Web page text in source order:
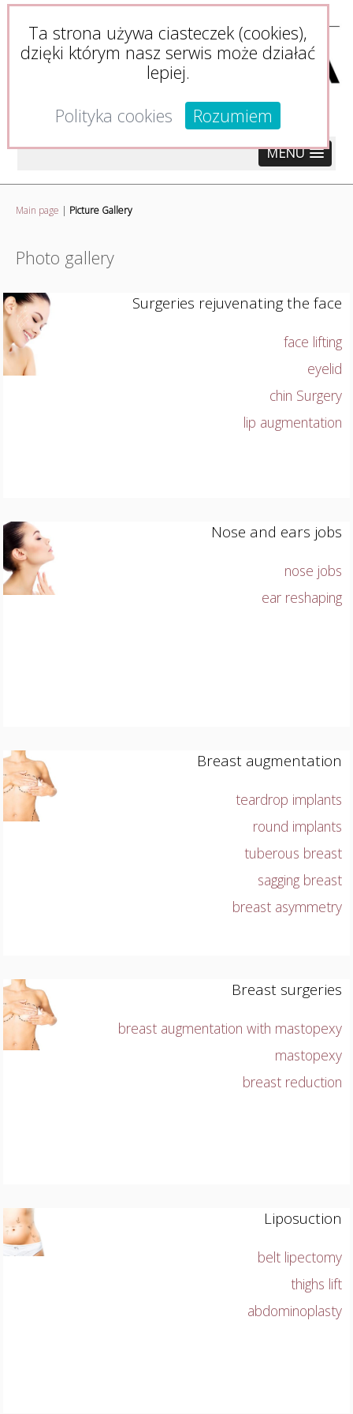
MENU
Main page | Picture Gallery
Photo gallery
Surgeries rejuvenating the face
face lifting
eyelid
chin Surgery
lip augmentation
Nose and ears jobs
nose jobs
ear reshaping
Breast augmentation
teardrop implants
round implants
tuberous breast
sagging breast
breast asymmetry
Breast surgeries
breast augmentation with mastopexy
mastopexy
breast reduction
Liposuction
belt lipectomy
thighs lift
abdominoplasty
Ta strona używa ciasteczek (cookies),
dzięki którym nasz serwis może działać
lepiej.
Polityka cookies
Rozumiem